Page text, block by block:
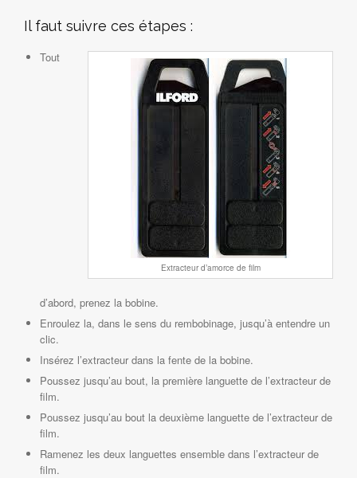
Il faut suivre ces étapes :
Extracteur d’amorce de film
Tout
d’abord, prenez la bobine.
Enroulez la, dans le sens du rembobinage, jusqu’à entendre un
clic.
Insérez l’extracteur dans la fente de la bobine.
Poussez jusqu’au bout, la première languette de l’extracteur de
film.
Poussez jusqu’au bout la deuxième languette de l’extracteur de
film.
Ramenez les deux languettes ensemble dans l’extracteur de
film.